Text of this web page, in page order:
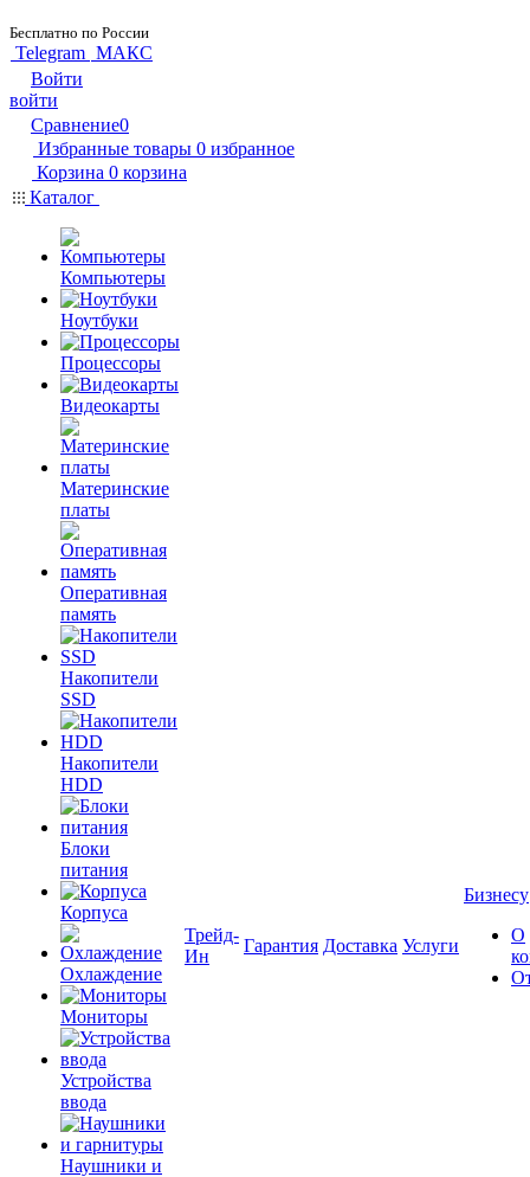
Бесплатно по России
Telegram МАКС
Войти
войти
Сравнение0
Избранные товары 0 избранное
Корзина 0 корзина
Каталог
Компьютеры
Ноутбуки
Процессоры
Видеокарты
Материнские
платы
Оперативная
память
Накопители
SSD
Накопители
HDD
Блоки
питания
Корпуса
Охлаждение
Мониторы
Устройства
ввода
Наушники и
Трейд-
Ин
Гарантия Доставка Услуги
Бизнесу
О